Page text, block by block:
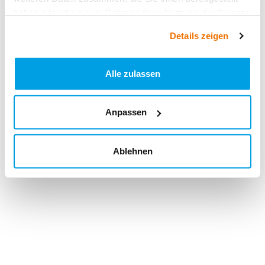
Details zeigen
Alle zulassen
Anpassen
Ablehnen